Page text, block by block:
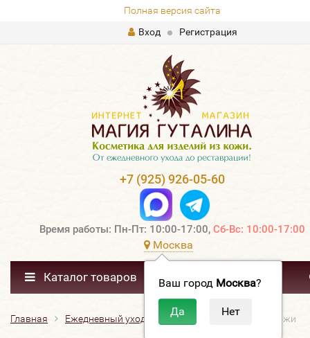
Полная версия сайта
Вход
Регистрация
+7 (925) 926-05-60
Время работы: Пн-Пт: 10:00-17:00, Сб-Вс: 10:00-17:00
Москва
Ваш город Москва?
Каталог товаров
Главная Ежедневный уход Крем, воски Гладкие кожи